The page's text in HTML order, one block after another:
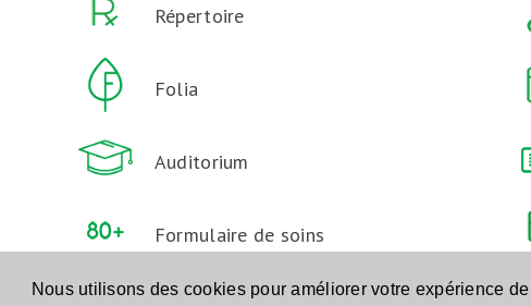
Nous utilisons des cookies pour améliorer votre expérience
Répertoire
Folia
Auditorium
Formulaire de soins